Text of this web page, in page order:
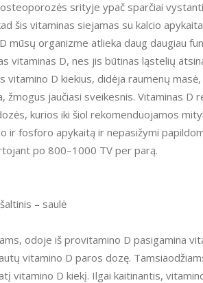
srityje ypač sparčiai
šis vitaminas siejamas su kalcio
mūsų organizme atlieka daug daugiau
vitaminas D, nes jis būtinas ląstelių
vitamino D kiekius, didėja raumenų
žmogus jaučiasi sveikesnis. Vitaminas D
kurios iki šiol rekomenduojamos
ir fosforo apykaitą ir nepasižymi
po 800–1000 TV per parą.
– saulė
odoje iš provitamino D pasigamina
vitamino D paros dozę.
vitamino D kiekį. Ilgai kaitinantis,